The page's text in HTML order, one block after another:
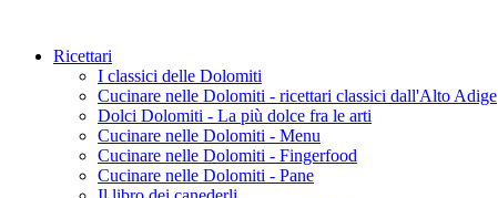
Ricettari
I classici delle Dolomiti
Cucinare nelle Dolomiti - ricettari classici dall'Alto Adige
Dolci Dolomiti - La più dolce fra le arti
Cucinare nelle Dolomiti - Menu
Cucinare nelle Dolomiti - Fingerfood
Cucinare nelle Dolomiti - Pane